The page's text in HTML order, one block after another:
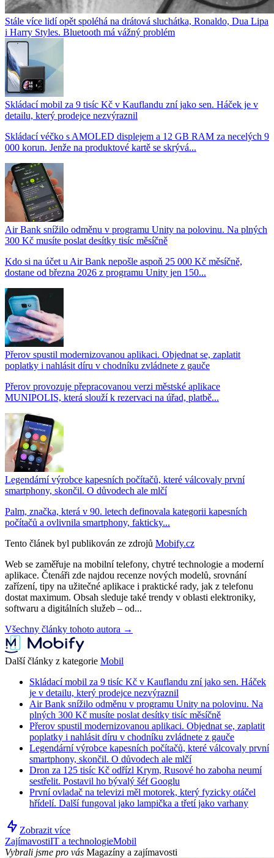
Stále více lidí opět spoléhá na drátová sluchátka, Ronaldo, Dua Lipa
i Harry Styles. Bluetooth má vážný problém
Skládací mobil za 9 tisíc Kč v Kauflandu zní jako sen. Háček je v
detailu, který prodejce nezvýraznil
Skládací véčko s AMOLED displejem a 12 GB RAM za necelých 9
000 korun. Jenže na produktové kartě se skrývá...
Air Bank snížilo odměnu v programu Unity na polovinu. Na plných
300 Kč musíte poslat desítky tisíc měsíčně
Kdo si na účet u Air Bank nepošle aspoň 25 000 Kč měsíčně,
dostane od března 2026 z programu Unity jen 150...
Přerov spustil modernizovanou aplikaci. Objednat se, zaplatit
poplatky i nahlásit díru v chodníku zvládnete z gauče
Přerov provozuje přepracovanou verzi městské aplikace
MUNIPOLIS, která slouží k rezervaci na úřad, platbě...
Legendární výrobce kapesních počítačů, které válcovaly první
smartphony, skončil. O důvodech ale mlčí
Palm, značka, která v 90. letech definovala kategorii kapesních
počítačů a ovlivnila smartphony, fakticky...
Tento článek byl publikován ze zdrojů Mobify.cz
Web se zaměřuje na mobilní telefony, chytré technologie a moderní
aplikace. Čtenáři zde najdou recenze nových modelů, srovnání
zařízení, tipy na užitečné aplikace i praktické rady, jak z telefonu
dostat maximum. Obsah sleduje také trendy v oblasti elektroniky,
softwaru a digitálních služeb – od...
Všechny články tohoto autora →
Další články z kategorie Mobil
Skládací mobil za 9 tisíc Kč v Kauflandu zní jako sen. Háček
je v detailu, který prodejce nezvýraznil
Air Bank snížilo odměnu v programu Unity na polovinu. Na
plných 300 Kč musíte poslat desítky tisíc měsíčně
Přerov spustil modernizovanou aplikaci. Objednat se, zaplatit
poplatky i nahlásit díru v chodníku zvládnete z gauče
Legendární výrobce kapesních počítačů, které válcovaly první
smartphony, skončil. O důvodech ale mlčí
Dron za 125 tisíc Kč odřízl Krym, Rusové ho zaboha neumí
sestřelit. Postavil ho bývalý šéf Googlu
První ovladač na televizi měl motorek, který fyzicky otáčel
hřídelí. Další fungoval jako lampička a třetí jako varhany
Zobrazit více
ZajímavostiIT a technologieMobil
Vybrali jsme pro vás Magazíny a zajímavosti